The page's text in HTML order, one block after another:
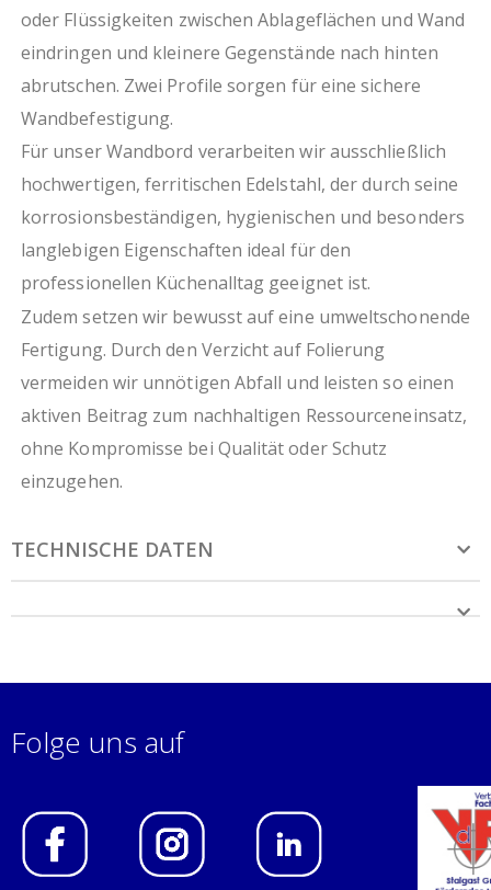
oder Flüssigkeiten zwischen Ablageflächen und Wand
eindringen und kleinere Gegenstände nach hinten
abrutschen. Zwei Profile sorgen für eine sichere
Wandbefestigung.
Für unser Wandbord verarbeiten wir ausschließlich
hochwertigen, ferritischen Edelstahl, der durch seine
korrosionsbeständigen, hygienischen und besonders
langlebigen Eigenschaften ideal für den
professionellen Küchenalltag geeignet ist.
Zudem setzen wir bewusst auf eine umweltschonende
Fertigung. Durch den Verzicht auf Folierung
vermeiden wir unnötigen Abfall und leisten so einen
aktiven Beitrag zum nachhaltigen Ressourceneinsatz,
ohne Kompromisse bei Qualität oder Schutz
einzugehen.
TECHNISCHE DATEN
Folge uns auf